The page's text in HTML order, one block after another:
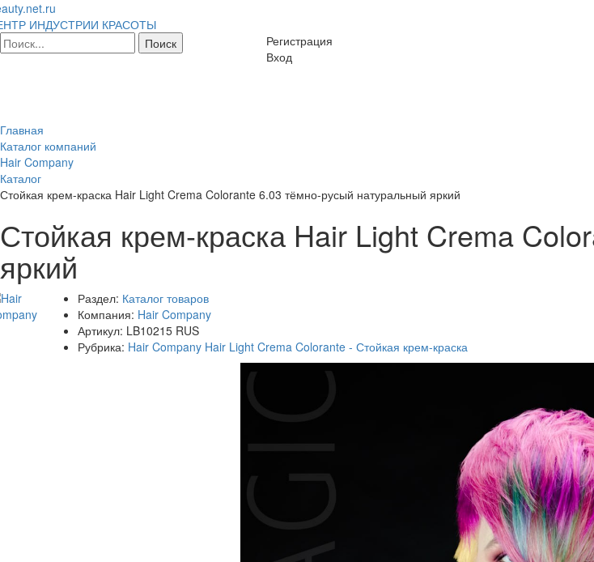
ИНДУСТРИИ КРАСОТЫ
Регистрация
Вход
Главная
Каталог компаний
Hair Company
Каталог
Стойкая крем-краска Hair Light Crema Colorante 6.03 тёмно-русый натуральный яркий
Стойкая крем-краска Hair Light Crema
яркий
Раздел: Каталог товаров
Компания: Hair Company
Артикул: LB10215 RUS
Рубрика: Hair Company Hair Light Crema Colorante - Стойкая крем-краска